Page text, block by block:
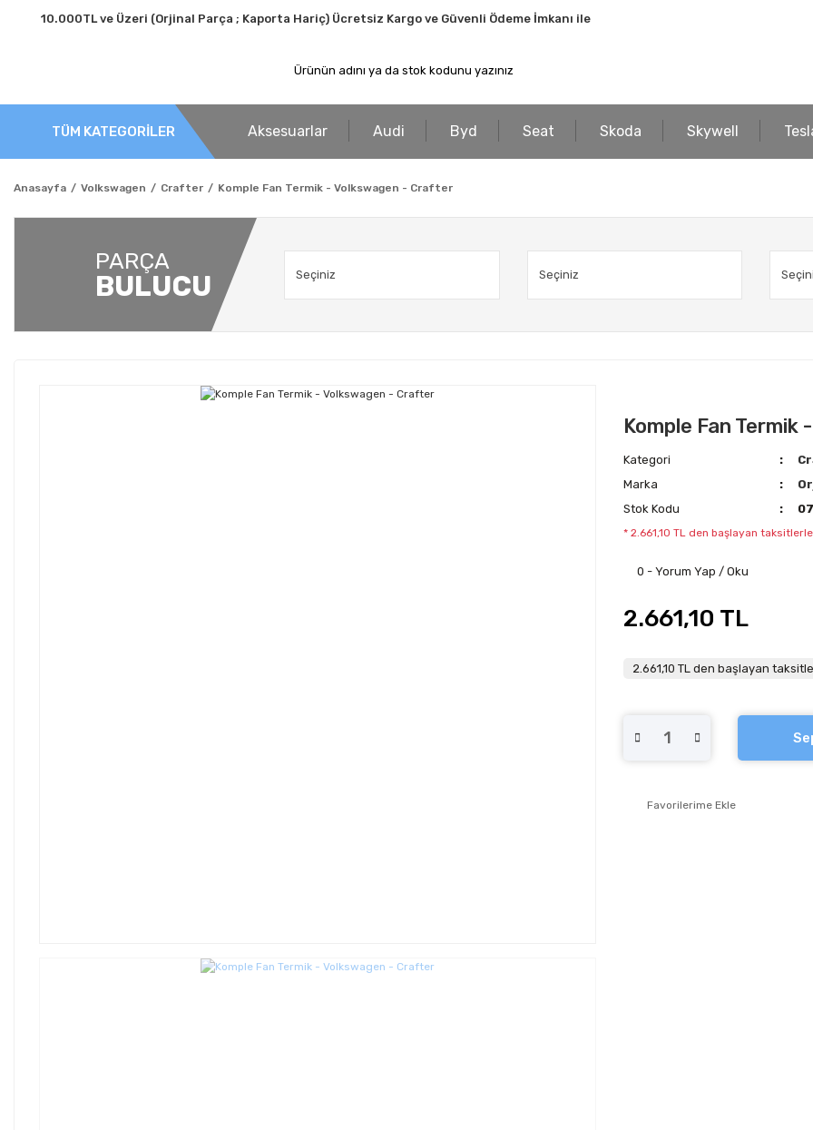
10.000TL ve Üzeri (Orjinal Parça ; Kaporta Hariç) Ücretsiz Kargo ve Güvenli Ödeme İmkanı ile
TÜM KATEGORİLER Aksesuarlar Audi Byd Seat Skoda Skywell
Anasayfa Volkswagen Crafter Komple Fan Termik - Volkswagen - Crafter
PARÇA
BULUCU
Komple Fan
Kategori
Marka
Stok Kodu
* 2.661,10 TL den başlayan
0 - Yorum Yap / Oku
2.661,10 TL
2.661,10 TL den başlayan